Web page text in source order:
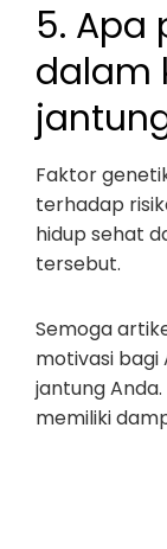
5. Apa
dalam
Faktor
terhadap
hidup sehat
tersebut.
Semoga
motivasi bagi
jantung
memiliki